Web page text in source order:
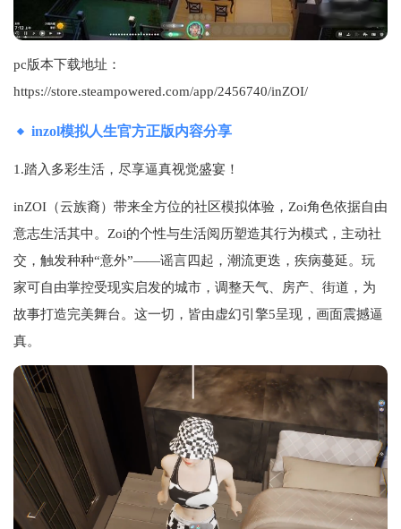
pc版本下载地址：
https://store.steampowered.com/app/2456740/inZOI/
inzol模拟人生官方正版内容分享
1.踏入多彩生活，尽享逼真视觉盛宴！
inZOI（云族裔）带来全方位的社区模拟体验，Zoi角色依据自由
意志生活其中。Zoi的个性与生活阅历塑造其行为模式，主动社
交，触发种种“意外”——谣言四起，潮流更迭，疾病蔓延。玩
家可自由掌控受现实启发的城市，调整天气、房产、街道，为
故事打造完美舞台。这一切，皆由虚幻引擎5呈现，画面震撼逼
真。